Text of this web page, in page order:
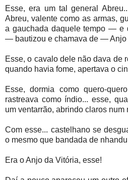
Esse, era um tal general
Abreu, valente como as armas,
a gauchada daquele tempo — e
— bautizou e chamava de — Anjo
Esse, o cavalo dele não dava de
quando havia fome, apertava o
Esse, dormia como quero-
rastreava como índio... esse,
um ventarrão, abrindo claros num
Com esse... castelhano se
o mesmo que bandada de
Era o Anjo da Vitória, esse!